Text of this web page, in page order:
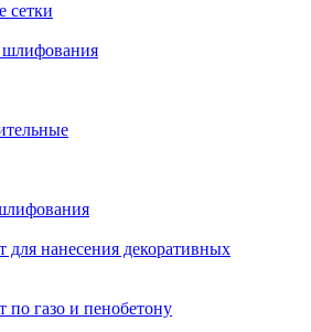
сетки
шлифования
для нанесения декоративных
по газо и пенобетону